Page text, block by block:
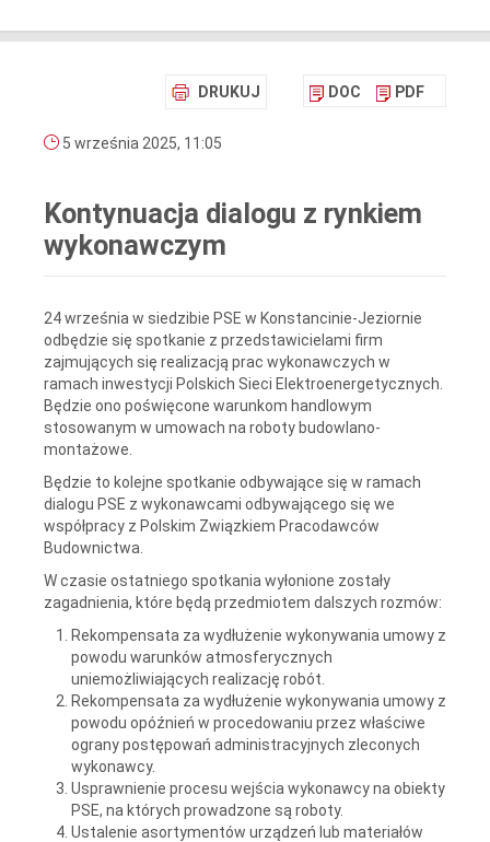
DRUKUJ DOC PDF
5 września 2025, 11:05
Kontynuacja dialogu z rynkiem
wykonawczym
24 września w siedzibie PSE w Konstancinie-Jeziornie
odbędzie się spotkanie z przedstawicielami firm
zajmujących się realizacją prac wykonawczych w
ramach inwestycji Polskich Sieci Elektroenergetycznych.
Będzie ono poświęcone warunkom handlowym
stosowanym w umowach na roboty budowlano-
montażowe.
Będzie to kolejne spotkanie odbywające się w ramach
dialogu PSE z wykonawcami odbywającego się we
współpracy z Polskim Związkiem Pracodawców
Budownictwa.
W czasie ostatniego spotkania wyłonione zostały
zagadnienia, które będą przedmiotem dalszych rozmów:
Rekompensata za wydłużenie wykonywania umowy z
powodu warunków atmosferycznych
uniemożliwiających realizację robót.
Rekompensata za wydłużenie wykonywania umowy z
powodu opóźnień w procedowaniu przez właściwe
ograny postępowań administracyjnych zleconych
wykonawcy.
Usprawnienie procesu wejścia wykonawcy na obiekty
PSE, na których prowadzone są roboty.
Ustalenie asortymentów urządzeń lub materiałów